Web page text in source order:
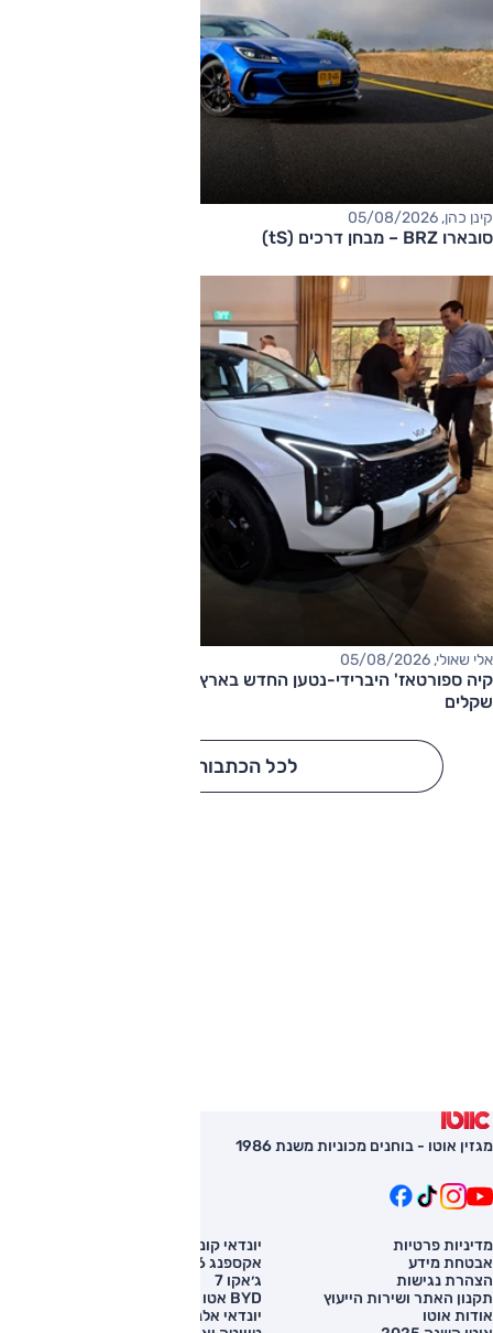
קינן כהן, 05/08/2026
סובארו BRZ – מבחן דרכים (tS)
אלי שאולי, 05/08/2026
שקלים
לכל הכתבות
מגזין אוטו - בוחנים מכוניות משנת 1986
מדיניות פרטיות
אבטחת מידע
הצהרת נגישות
תקנון האתר ושירות הייעוץ
אודות אוטו
יונדאי קונה
אקספנג G6
ג׳אקו 7
BYD אטו 3
יונדאי אלנטרה